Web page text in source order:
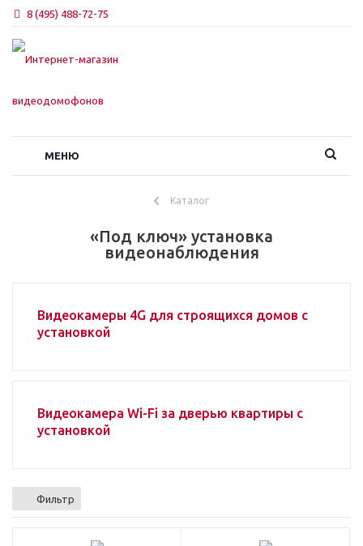
8 (495) 488-72-75
МЕНЮ
Каталог
«Под ключ» установка
видеонаблюдения
Видеокамеры 4G для строящихся домов с
установкой
Видеокамера Wi-Fi за дверью квартиры с
установкой
Фильтр